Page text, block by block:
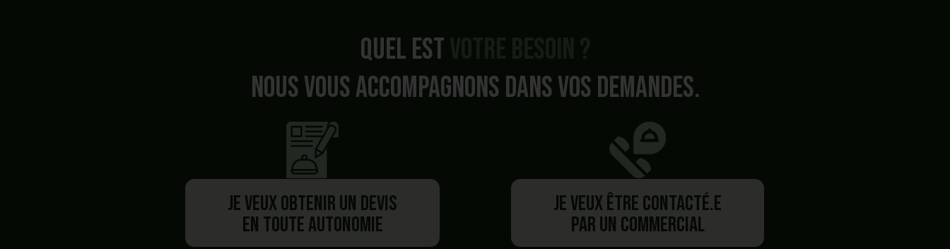
Quel est
Nous vous accompagnons dans vos demandes.
Je veux obtenir un devis
en toute autonomie
Je veux être contacté.e
par un commercial